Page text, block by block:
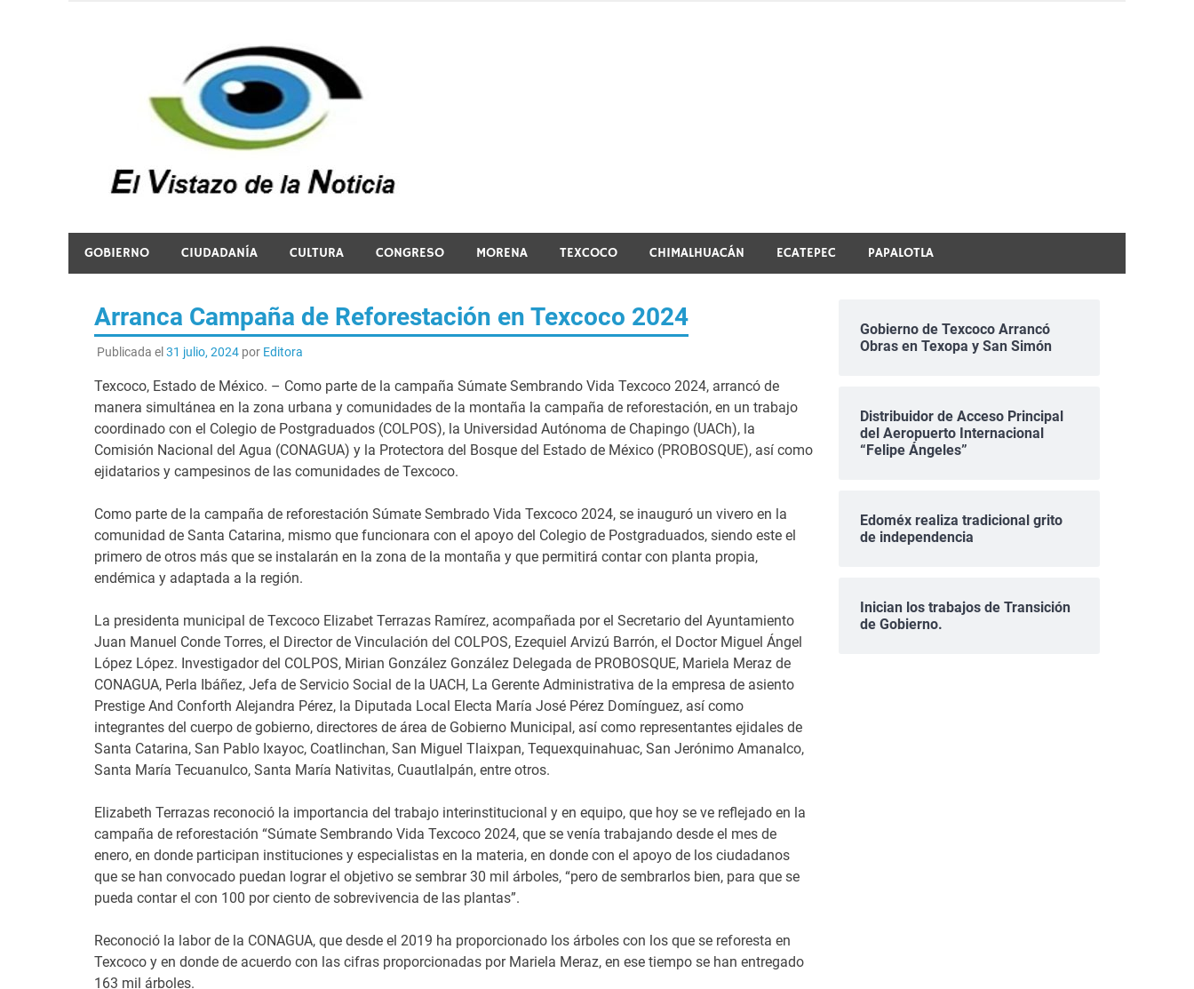
GOBIERNO CIUDADANÍA CULTURA CONGRESO MORENA TEXCOCO CHIMALHUACÁN ECATEPEC PAPALOTLA
Arranca Campaña de Reforestación en Texcoco 2024
Publicada el31 julio, 2024por Editora
Texcoco, Estado de México. – Como parte de la campaña Súmate Sembrando Vida Texcoco 2024, arrancó de
manera simultánea en la zona urbana y comunidades de la montaña la campaña de reforestación, en un trabajo
coordinado con el Colegio de Postgraduados (COLPOS), la Universidad Autónoma de Chapingo (UACh), la
Comisión Nacional del Agua (CONAGUA) y la Protectora del Bosque del Estado de México (PROBOSQUE), así como
ejidatarios y campesinos de las comunidades de Texcoco.
Como parte de la campaña de reforestación Súmate Sembrado Vida Texcoco 2024, se inauguró un vivero en la
comunidad de Santa Catarina, mismo que funcionara con el apoyo del Colegio de Postgraduados, siendo este el
primero de otros más que se instalarán en la zona de la montaña y que permitirá contar con planta propia,
endémica y adaptada a la región.
La presidenta municipal de Texcoco Elizabet Terrazas Ramírez, acompañada por el Secretario del Ayuntamiento
Juan Manuel Conde Torres, el Director de Vinculación del COLPOS, Ezequiel Arvizú Barrón, el Doctor Miguel Ángel
López López. Investigador del COLPOS, Mirian González González Delegada de PROBOSQUE, Mariela Meraz de
CONAGUA, Perla Ibáñez, Jefa de Servicio Social de la UACH, La Gerente Administrativa de la empresa de asiento
Prestige And Conforth Alejandra Pérez, la Diputada Local Electa María José Pérez Domínguez, así como
integrantes del cuerpo de gobierno, directores de área de Gobierno Municipal, así como representantes ejidales de
Santa Catarina, San Pablo Ixayoc, Coatlinchan, San Miguel Tlaixpan, Tequexquinahuac, San Jerónimo Amanalco,
Santa María Tecuanulco, Santa María Nativitas, Cuautlalpán, entre otros.
Elizabeth Terrazas reconoció la importancia del trabajo interinstitucional y en equipo, que hoy se ve reflejado en la
campaña de reforestación “Súmate Sembrando Vida Texcoco 2024, que se venía trabajando desde el mes de
enero, en donde participan instituciones y especialistas en la materia, en donde con el apoyo de los ciudadanos
que se han convocado puedan lograr el objetivo se sembrar 30 mil árboles, “pero de sembrarlos bien, para que se
pueda contar el con 100 por ciento de sobrevivencia de las plantas”.
Reconoció la labor de la CONAGUA, que desde el 2019 ha proporcionado los árboles con los que se reforesta en
Texcoco y en donde de acuerdo con las cifras proporcionadas por Mariela Meraz, en ese tiempo se han entregado
163 mil árboles.
Gobierno de Texcoco Arrancó
Obras en Texopa y San Simón
Distribuidor de Acceso Principal
del Aeropuerto Internacional
“Felipe Ángeles”
Edoméx realiza tradicional grito
de independencia
Inician los trabajos de Transición
de Gobierno.